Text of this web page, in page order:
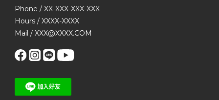
Phone / XX-XXX-XXX-XXX
Hours / XXXX-XXXX
Mail / XXX@XXXX.COM